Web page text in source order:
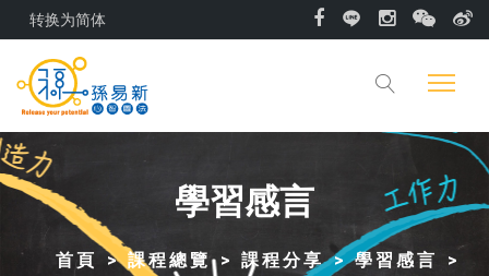
转换为简体
學習感言
首頁 課程總覽 課程分享
學習感言